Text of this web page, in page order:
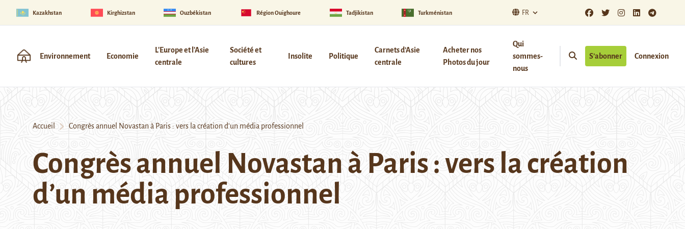
Kazakhstan Kirghizstan Ouzbékistan Région Ouïghoure Tadjikistan Turkménistan FR
Environnement Economie
L'Europe et l'Asie
centrale
Société et
cultures
Insolite Politique
Carnets d’Asie
centrale
Acheter nos
Photos du jour
Qui
sommes-
nous
S’abonner Connexion
Accueil Congrès annuel Novastan à Paris : vers la création d’un média professionnel
Congrès annuel Novastan à Paris : vers la création
d’un média professionnel